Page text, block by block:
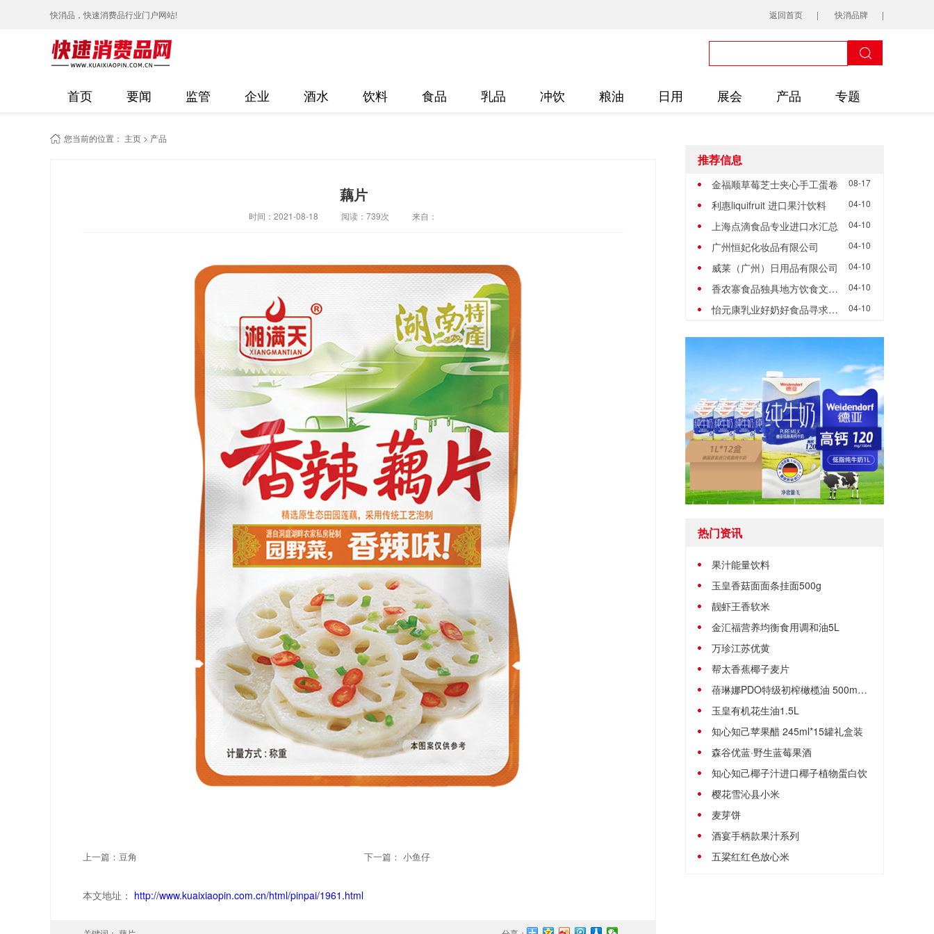
快消品，快速消费品行业门户网站! 返回首页 快消品牌
首页 要闻 监管 企业 酒水 饮料 食品 乳品 冲饮 粮油 日用 展会 产品 专题
您当前的位置： 主页 > 产品
藕片
时间：2021-08-18 阅读： 739次 来自：
上一篇：豆角 下一篇： 小鱼仔
本文地址： http://www.kuaixiaopin.com.cn/html/pinpai/1961.html
推荐信息
金福顺草莓芝士夹心手工蛋卷 08-17
利惠liquifruit 进口果汁饮料 04-10
上海点滴食品专业进口水汇总 04-10
广州恒妃化妆品有限公司 04-10
威莱（广州）日用品有限公司 04-10
香农寨食品独具地方饮食文化需求招商合作共赢 04-10
怡元康乳业好奶好食品寻求招商合作代理实现共 04-10
热门资讯
果汁能量饮料
玉皇香菇面面条挂面500g
靓虾王香软米
金汇福营养均衡食用调和油5L
万珍江苏优黄
帮太香蕉椰子麦片
蓓琳娜PDO特级初榨橄榄油 500mL礼盒
玉皇有机花生油1.5L
知心知己苹果醋 245ml*15罐礼盒装
森谷优蓝·野生蓝莓果酒
知心知己椰子汁进口椰子植物蛋白饮
樱花雪沁县小米
麦芽饼
酒宴手柄款果汁系列
五粱红红色放心米